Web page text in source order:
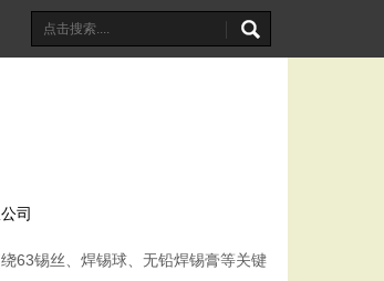
司
63锡丝、焊锡球、无铅焊锡膏等关键